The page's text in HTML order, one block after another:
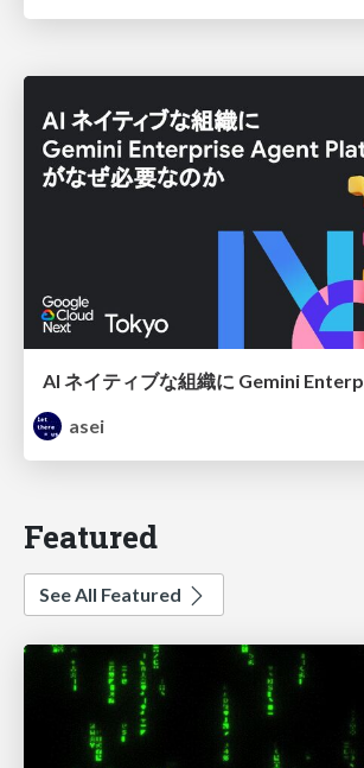
asei
Featured
See All Featured